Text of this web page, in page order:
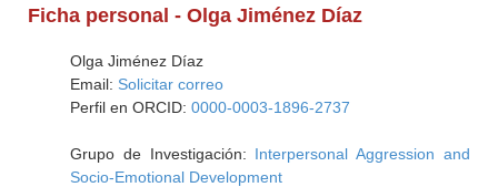
Ficha personal - Olga Jiménez Díaz
Olga Jiménez Díaz
Email: Solicitar correo
Perfil en ORCID: 0000-0003-1896-2737
Grupo de Investigación: Interpersonal Aggression and
Socio-Emotional Development